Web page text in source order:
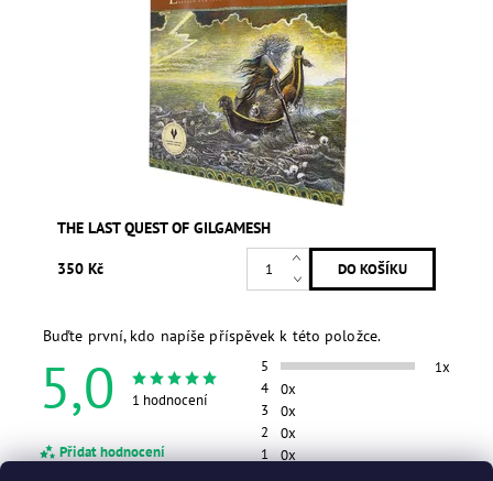
THE LAST QUEST OF GILGAMESH
350 Kč
Buďte první, kdo napíše příspěvek k této položce.
5,0 1 hodnocení
Přidat hodnocení
5
1x
4
0x
3
0x
2
0x
1
0x